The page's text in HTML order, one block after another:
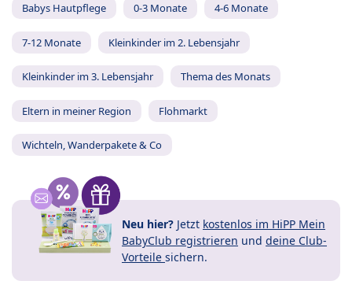
Babys Hautpflege 0-3 Monate 4-6 Monate
7-12 Monate Kleinkinder im 2. Lebensjahr
Kleinkinder im 3. Lebensjahr Thema des Monats
Eltern in meiner Region Flohmarkt
Wichteln, Wanderpakete & Co
Neu hier? Jetzt kostenlos im HiPP Mein
BabyClub registrieren und deine Club-
Vorteile sichern.